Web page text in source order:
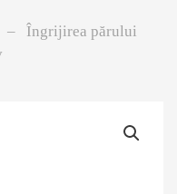
Îngrijirea p ărului